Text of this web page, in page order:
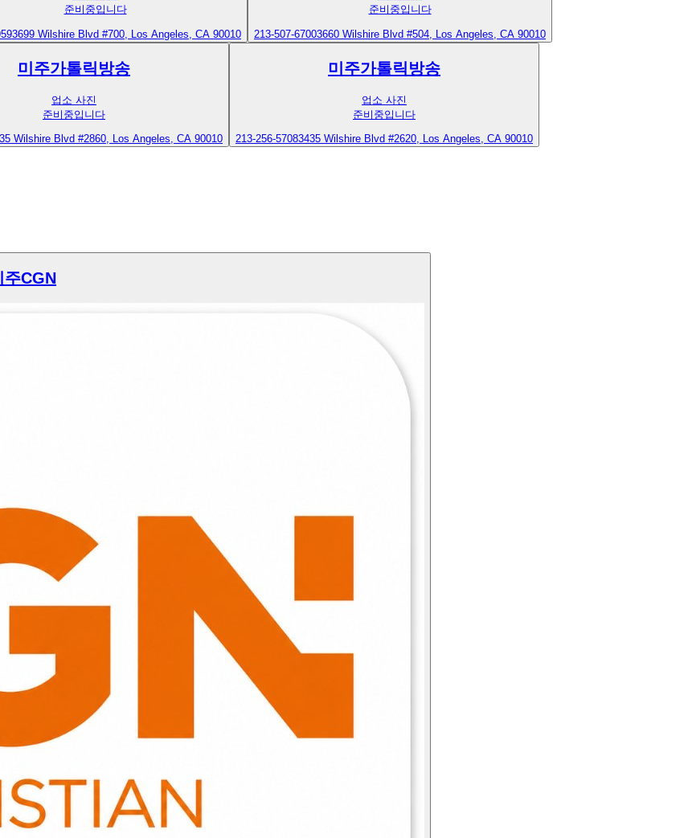
준비중입니다
3699 Wilshire Blvd #700, Los Angeles, CA 90010
준비중입니다
213-507-67003660 Wilshire Blvd #504, Los Angeles, CA 90010
미주가톨릭방송
업소 사진
준비중입니다
Wilshire Blvd #2860, Los Angeles, CA 90010
미주가톨릭방송
업소 사진
준비중입니다
213-256-57083435 Wilshire Blvd #2620, Los Angeles, CA 90010
주CGN